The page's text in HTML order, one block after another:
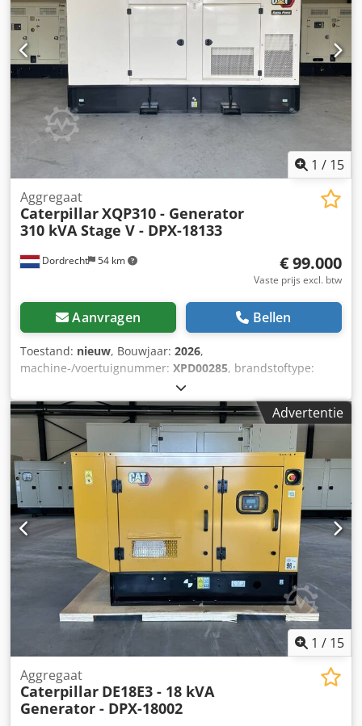
1 / 15
Dordrecht 54 km
Aggregaat
CaterpillarXQP310 - Generator
310 kVA Stage V - DPX-18133
€ 99.000
Vaste prijs excl. btw
Aanvragen Bellen
Toestand: nieuw, Bouwjaar: 2026,
machine-/voertuignummer: XPD00285, brandstoftype:
Cat C9.3B
Leeggewicht: 4.784 kg Generatorvermogen: 310 kVA
Laadruimte afmetingen: 409 x 151 x 228 cm CE-markering:
ja Emissieniveau: Stage V / Tier IV final Djdpfx Acszc
Dwqsrokr Watertankinhoud: 667 l Land van productie: CN
Neem contact op met team DPX voor meer informatie. =
Verdere opties en accessoires = - Accu - Bedieningstableau
- Stalen dak - Tankwagen
Advertentie
1 / 15
Aggregaat
Caterpillar DE18E3 - 18 kVA
Generator - DPX-18002